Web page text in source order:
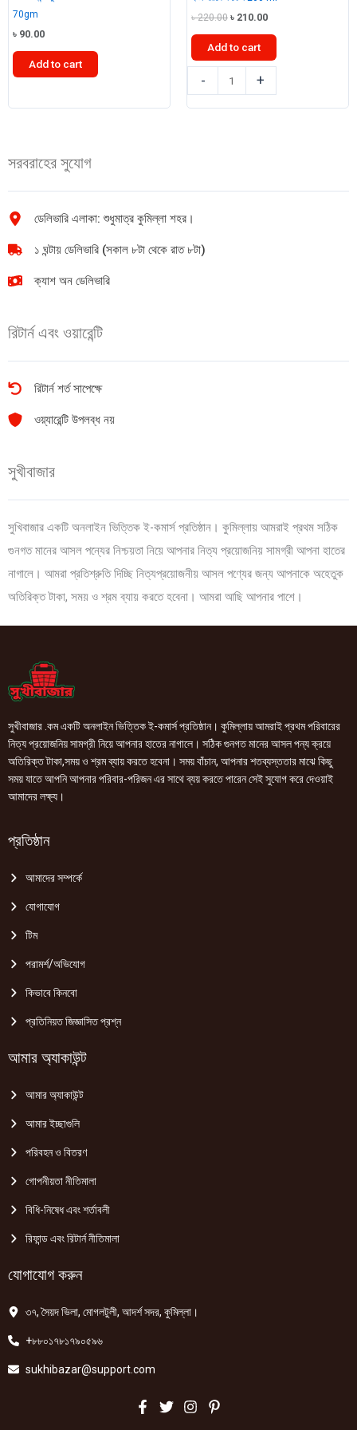
70gm
৳ 90.00
Add to cart
টুথপেস্ট
70gm
৳220.00 Original
was:
৳ 210.00Current
৳ 210.00.
Add to cart
-
নারকেল
তেল
+
সরবরাহের সুযোগ
ডেলিভারি এলাকা: শুধুমাত্র কুমিল্লা শহর।
১ ঘন্টায় ডেলিভারি (সকাল ৮টা থেকে রাত ৮টা)
ক্যাশ অন ডেলিভারি
রিটার্ন এবং ওয়ারেন্টি
রিটার্ন শর্ত সাপেক্ষে
ওয়্যারেন্টি উপলব্ধ নয়
সুখীবাজার
সুখিবাজার একটি অনলাইন ভিত্তিক ই-কমার্স প্রতিষ্ঠান। কুমিল্লায় আমরাই প্রথম সঠিক
গুনগত মানের আসল পন্যের নিশ্চয়তা নিয়ে আপনার নিত্য প্রয়োজনিয় সামগ্রী আপনা হাতের
নাগালে। আমরা প্রতিশ্রুতি দিচ্ছি নিত্যপ্রয়োজনীয় আসল পণ্যের জন্য আপনাকে অহেতুক
অতিরিক্ত টাকা, সময় ও শ্রম ব্যায় করতে হবেনা। আমরা আছি আপনার পাশে।
সুখীবাজার .কম একটি অনলাইন ভিত্তিক ই-কমার্স প্রতিষ্ঠান। কুমিল্লায় আমরাই প্রথম পরিবারের
নিত্য প্রয়োজনিয় সামগ্রী নিয়ে আপনার হাতের নাগালে। সঠিক গুনগত মানের আসল পন্য ক্রয়ে
অতিরিক্ত টাকা,সময় ও শ্রম ব্যায় করতে হবেনা। সময় বাঁচান, আপনার শতব্যস্ততার মাঝে কিছু
সময় যাতে আপনি আপনার পরিবার-পরিজন এর সাথে ব্যয় করতে পারেন সেই সুযোগ করে দেওয়াই
আমাদের লক্ষ্য।
প্রতিষ্ঠান
আমাদের সম্পর্কে
যোগাযোগ
টিম
পরামর্শ/অভিযোগ
কিভাবে কিনবো
প্রতিনিয়ত জিজ্ঞাসিত প্রশ্ন
আমার অ্যাকাউন্ট
আমার অ্যাকাউন্ট
আমার ইচ্ছাগুলি
পরিবহন ও বিতরণ
গোপনীয়তা নীতিমালা
বিধি-নিষেধ এবং শর্তাবলী
রিফান্ড এবং রিটার্ন নীতিমালা
যোগাযোগ করুন
৩৭, সৈয়দ ভিলা, মোগলটুলী, আদর্শ সদর, কুমিল্লা।
+৮৮০১৭৮১৭৯০৫৯৬
sukhibazar@support.com